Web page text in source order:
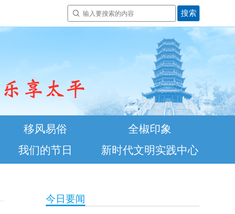
移风易俗
我们的节日
全椒印象
新时代文明实践中心
今日要闻